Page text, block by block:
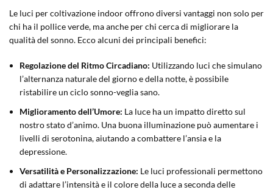
Le luci per coltivazione indoor offrono diversi vantaggi non solo per
chi ha il pollice verde, ma anche per chi cerca di migliorare la
qualità del sonno. Ecco alcuni dei principali benefici:
Regolazione del Ritmo Circadiano: Utilizzando luci che simulano
l’alternanza naturale del giorno e della notte, è possibile
ristabilire un ciclo sonno-veglia sano.
Miglioramento dell’Umore: La luce ha un impatto diretto sul
nostro stato d’animo. Una buona illuminazione può aumentare i
livelli di serotonina, aiutando a combattere l’ansia e la
depressione.
Versatilità e Personalizzazione: Le luci professionali permettono
di adattare l’intensità e il colore della luce a seconda delle